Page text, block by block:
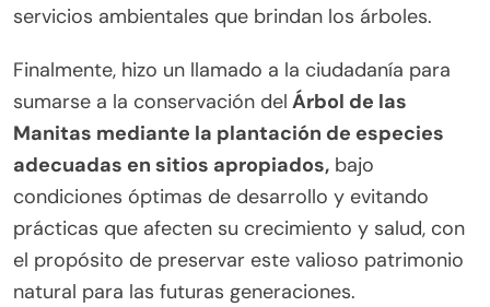
servicios ambientales que brindan los árboles.
Finalmente, hizo un llamado a la ciudadanía para
sumarse a la conservación del Árbol de las
Manitas mediante la plantación de especies
adecuadas en sitios apropiados, bajo
condiciones óptimas de desarrollo y evitando
prácticas que afecten su crecimiento y salud, con
el propósito de preservar este valioso patrimonio
natural para las futuras generaciones.